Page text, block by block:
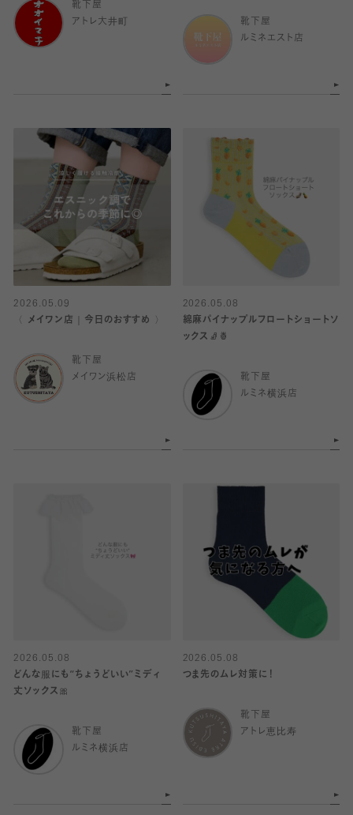
靴下屋
アトレ大井町
靴下屋
ルミネエスト店
2026.05.09
〈 メイワン店｜今日のおすすめ 〉
靴下屋
メイワン浜松店
2026.05.08
綿麻パイナップルフロートショートソ
ックス🧦🍍
靴下屋
ルミネ横浜店
2026.05.08
どんな服にも“ちょうどいい”ミディ
丈ソックス🎀
靴下屋
ルミネ横浜店
2026.05.08
つま先のムレ対策に！
靴下屋
アトレ恵比寿